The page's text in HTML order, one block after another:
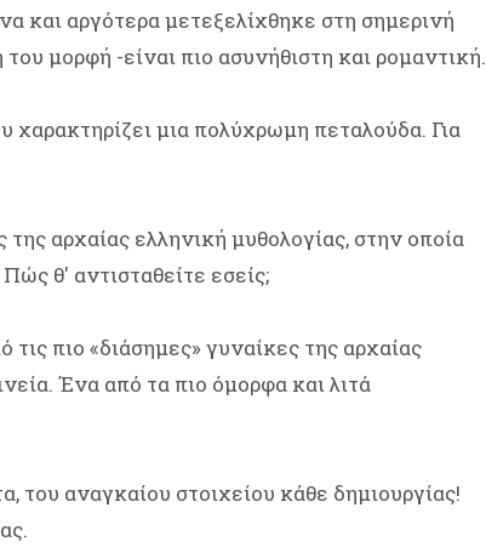
και αργότερα μετεξελίχθηκε στη σημερινή
μορφή -είναι πιο ασυνήθιστη και ρομαντική.
μια πολύχρωμη πεταλούδα. Για
αρχαίας ελληνική μυθολογίας, στην οποία
θ' αντισταθείτε εσείς;
πιο «διάσημες» γυναίκες της αρχαίας
Ένα από τα πιο όμορφα και λιτά
του αναγκαίου στοιχείου κάθε δημιουργίας!